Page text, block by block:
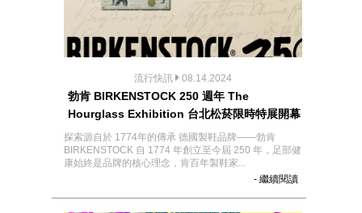
流行快訊 08.14.2024
勃肯 BIRKENSTOCK 250 週年 The
Hourglass Exhibition 台北松菸限時特展開幕
探索源自於 1774年的傳承 德國製鞋品牌——勃肯
BIRKENSTOCK 自 1774 年創立至今屆 250 年，足部健
康始終是品牌的核心理念，肯百年製鞋家...
- 繼續閱讀